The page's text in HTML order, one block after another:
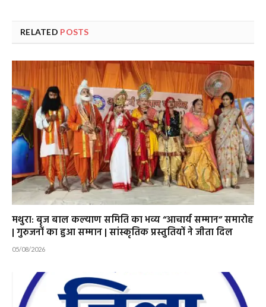
RELATED POSTS
मथुरा: बृज बाल कल्याण समिति का भव्य “आचार्य सम्मान” समारोह
| गुरुजनों का हुआ सम्मान | सांस्कृतिक प्रस्तुतियों ने जीता दिल
05/08/2026